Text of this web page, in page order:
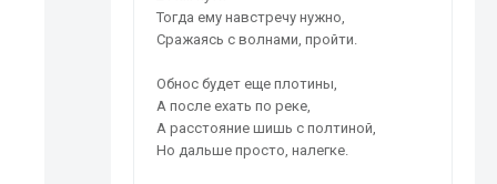
Тогда ему навстречу нужно,
Сражаясь с волнами, пройти.
Обнос будет еще плотины,
А после ехать по реке,
А расстояние шишь с полтиной,
Но дальше просто, налегке.